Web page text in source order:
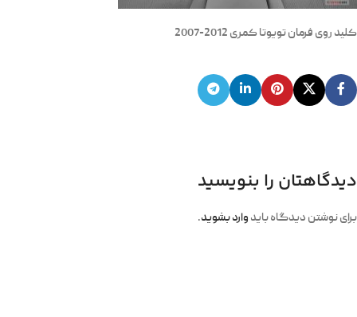
کلید روی فرمان تویوتا کمری 2012-2007
دیدگاهتان را بنویسید
برای نوشتن دیدگاه باید وارد بشوید.